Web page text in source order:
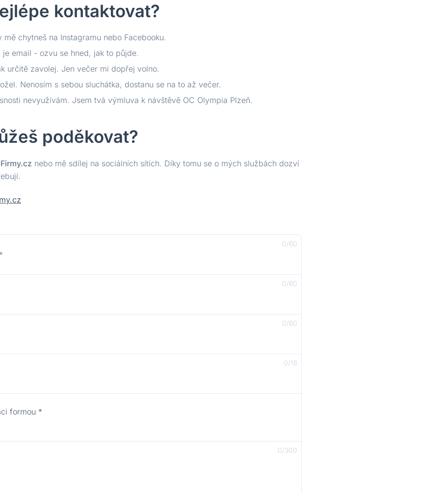
kontaktovat?
chytneš na Instagramu nebo Facebooku.
je email - ozvu se hned, jak to půjde.
určitě zavolej. Jen večer mi dopřej volno.
Nenosím s sebou sluchátka, dostanu se na to až večer.
nevyužívám. Jsem tvá výmluva k návštěvě OC Olympia Plzeň.
poděkovat?
Firmy.cz nebo mě sdílej na sociálních sítích. Díky tomu se o mých službách dozví
*
0/60
0/60
0/60
0/16
formou *
0/300